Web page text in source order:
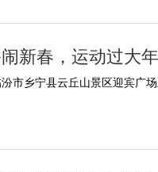
新春，运动过大年
乡宁县云丘山景区迎宾广场